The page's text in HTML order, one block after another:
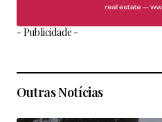
- Publicidade -
Outras Notícias